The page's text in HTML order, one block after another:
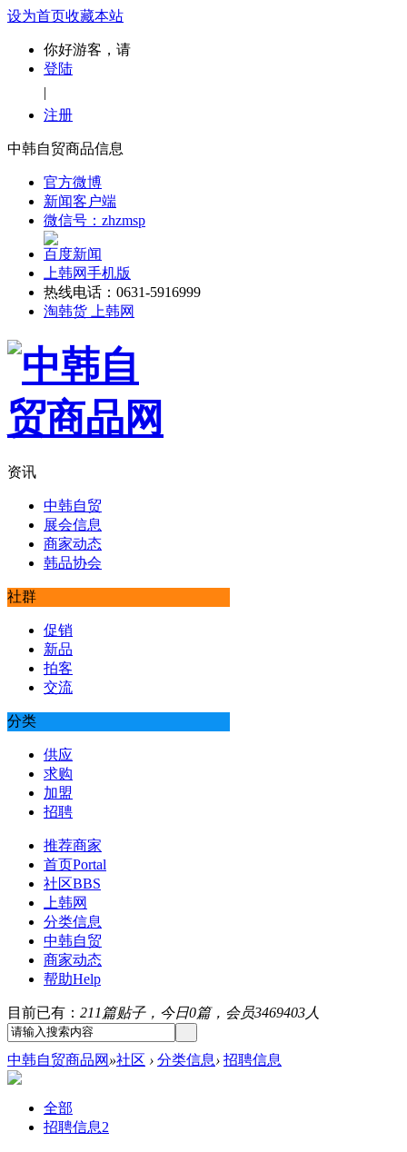
设为首页收藏本站
你好游客，请
登陆
|
注册
中韩自贸商品信息
官方微博
新闻客户端
微信号：zhzmsp
百度新闻
上韩网手机版
热线电话：0631-5916999
淘韩货 上韩网
资讯
中韩自贸
展会信息
商家动态
韩品协会
社群
促销
新品
拍客
交流
分类
供应
求购
加盟
招聘
推荐商家
首页Portal
社区BBS
上韩网
分类信息
中韩自贸
商家动态
帮助Help
目前已有： 211篇贴子，今日0篇，会员3469403人
中韩自贸商品网 »社区 › 分类信息› 招聘信息
全部
招聘信息2